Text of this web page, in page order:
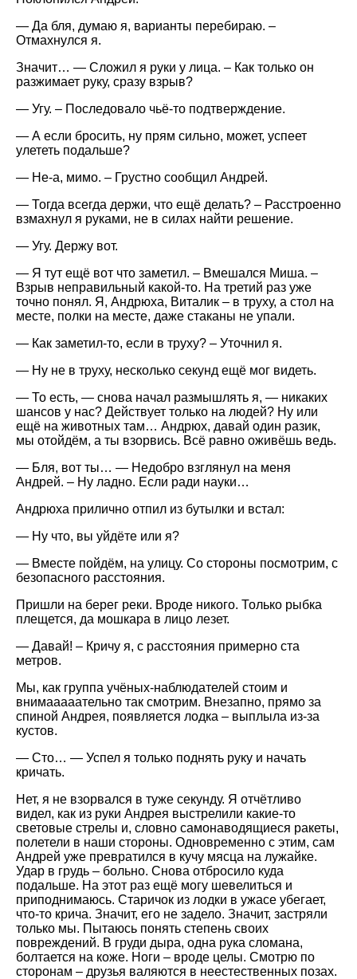
— Да бля, думаю я, варианты перебираю. –
Отмахнулся я.
Значит… — Сложил я руки у лица. – Как только он
разжимает руку, сразу взрыв?
— Угу. – Последовало чьё-то подтверждение.
— А если бросить, ну прям сильно, может, успеет
улететь подальше?
— Не-а, мимо. – Грустно сообщил Андрей.
— Тогда всегда держи, что ещё делать? – Расстроенно
взмахнул я руками, не в силах найти решение.
— Угу. Держу вот.
— Я тут ещё вот что заметил. – Вмешался Миша. –
Взрыв неправильный какой-то. На третий раз уже
точно понял. Я, Андрюха, Виталик – в труху, а стол на
месте, полки на месте, даже стаканы не упали.
— Как заметил-то, если в труху? – Уточнил я.
— Ну не в труху, несколько секунд ещё мог видеть.
— То есть, — снова начал размышлять я, — никаких
шансов у нас? Действует только на людей? Ну или
ещё на животных там… Андрюх, давай один разик,
мы отойдём, а ты взорвись. Всё равно оживёшь ведь.
— Бля, вот ты… — Недобро взглянул на меня
Андрей. – Ну ладно. Если ради науки…
Андрюха прилично отпил из бутылки и встал:
— Ну что, вы уйдёте или я?
— Вместе пойдём, на улицу. Со стороны посмотрим, с
безопасного расстояния.
Пришли на берег реки. Вроде никого. Только рыбка
плещется, да мошкара в лицо лезет.
— Давай! – Кричу я, с расстояния примерно ста
метров.
Мы, как группа учёных-наблюдателей стоим и
внимааааательно так смотрим. Внезапно, прямо за
спиной Андрея, появляется лодка – выплыла из-за
кустов.
— Сто… — Успел я только поднять руку и начать
кричать.
Нет, я не взорвался в туже секунду. Я отчётливо
видел, как из руки Андрея выстрелили какие-то
световые стрелы и, словно самонаводящиеся ракеты,
полетели в наши стороны. Одновременно с этим, сам
Андрей уже превратился в кучу мясца на лужайке.
Удар в грудь – больно. Снова отбросило куда
подальше. На этот раз ещё могу шевелиться и
приподнимаюсь. Старичок из лодки в ужасе убегает,
что-то крича. Значит, его не задело. Значит, застряли
только мы. Пытаюсь понять степень своих
повреждений. В груди дыра, одна рука сломана,
болтается на коже. Ноги – вроде целы. Смотрю по
сторонам – друзья валяются в неестественных позах.